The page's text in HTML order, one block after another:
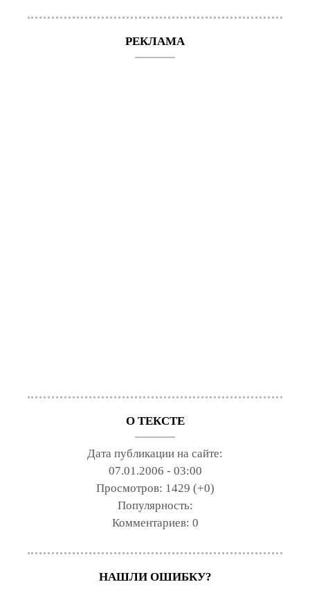
РЕКЛАМА
О ТЕКСТЕ
Дата публикации на сайте:
07.01.2006 - 03:00
Просмотров: 1429 (+0)
Популярность:
Комментариев: 0
НАШЛИ ОШИБКУ?